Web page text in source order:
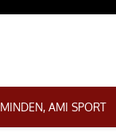
MINDEN, AMI SPORT